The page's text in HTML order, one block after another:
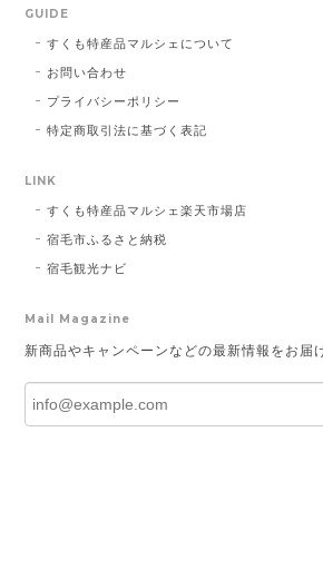
GUIDE
すくも特産品マルシェについて
お問い合わせ
プライバシーポリシー
特定商取引法に基づく表記
LINK
すくも特産品マルシェ楽天市場店
宿毛市ふるさと納税
宿毛観光ナビ
Mail Magazine
新商品やキャンペーンなどの最新情報をお届